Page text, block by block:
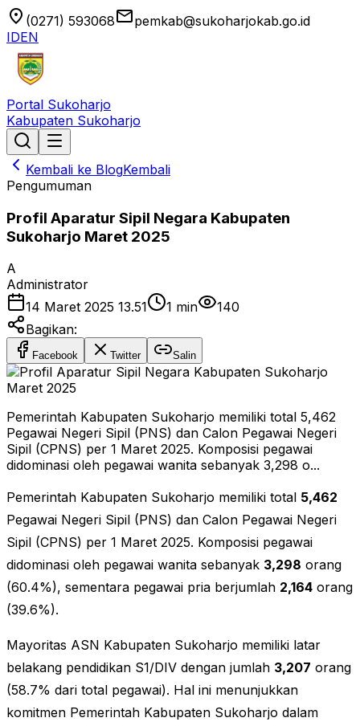
location_on (0271) 593068emailpemkab@sukoharjokab.go.id
IDEN
Portal Sukoharjo
Kabupaten Sukoharjo
Kembali ke BlogKembali
Pengumuman
Profil Aparatur Sipil Negara Kabupaten
Sukoharjo Maret 2025
A
Administrator
14 Maret 2025 13.51
1 min
140
Bagikan:
Facebook Twitter Salin
Pemerintah Kabupaten Sukoharjo memiliki total 5,462
Pegawai Negeri Sipil (PNS) dan Calon Pegawai Negeri
Sipil (CPNS) per 1 Maret 2025. Komposisi pegawai
didominasi oleh pegawai wanita sebanyak 3,298 o...
Pemerintah Kabupaten Sukoharjo memiliki total 5,462
Pegawai Negeri Sipil (PNS) dan Calon Pegawai Negeri
Sipil (CPNS) per 1 Maret 2025. Komposisi pegawai
didominasi oleh pegawai wanita sebanyak 3,298 orang
(60.4%), sementara pegawai pria berjumlah 2,164 orang
(39.6%).
Mayoritas ASN Kabupaten Sukoharjo memiliki latar
belakang pendidikan S1/DIV dengan jumlah 3,207 orang
(58.7% dari total pegawai). Hal ini menunjukkan
komitmen Pemerintah Kabupaten Sukoharjo dalam